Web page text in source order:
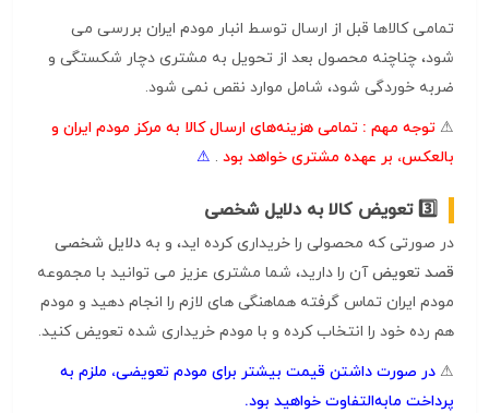
تمامی کالاها قبل از ارسال توسط انبار مودم ایران بررسی می
شود، چناچنه محصول بعد از تحویل به مشتری دچار شکستگی و
ضربه خوردگی شود، شامل موارد نقص نمی شود.
⚠ توجه مهم : تمامی هزینه‌های ارسال کالا به مرکز مودم ایران و
بالعکس، بر عهده مشتری خواهد بود .
⚠
تعویض کالا به دلایل شخصی
در صورتی که محصولی را خریداری کرده اید، و به دلایل شخصی
قصد تعویضآن را دارید، شما مشتری عزیز می توانید با مجموعه
مودم ایران تماس گرفته هماهنگی های لازم را انجام دهید و مودم
هم رده خود را انتخاب کرده و با مودم خریداری شده تعویض کنید.
⚠ در صورت داشتن قیمت بیشتر برای مودم تعویضی، ملزم به
پرداخت مابه‌التفاوت خواهید بود.